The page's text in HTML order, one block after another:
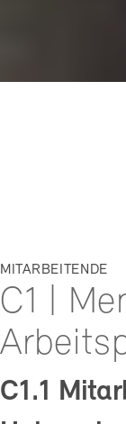
MITARBEITENDE
C1 |
C1.1